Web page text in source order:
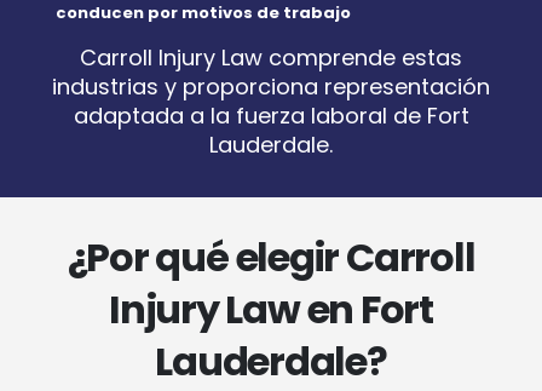
conducen por motivos de trabajo
Carroll Injury Law comprende estas
industrias y proporciona representación
adaptada a la fuerza laboral de Fort
Lauderdale.
¿Por qué elegir Carroll
Injury Law en Fort
Lauderdale?